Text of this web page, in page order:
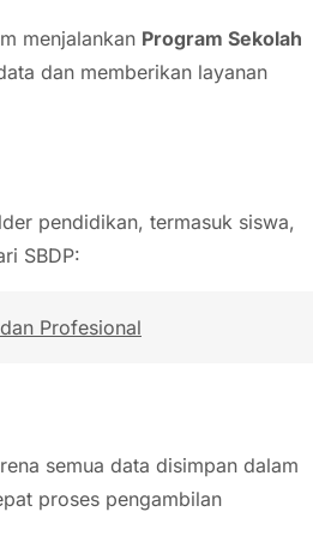
menjalankan Program Sekolah
dan memberikan layanan
pendidikan, termasuk siswa,
SBDP:
Profesional
semua data disimpan dalam
proses pengambilan